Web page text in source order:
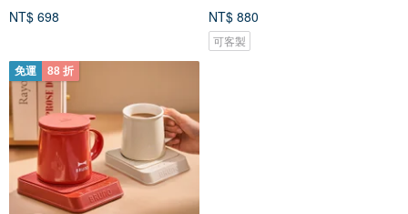
NT$ 698
NT$ 880
可客製
免運 88 折